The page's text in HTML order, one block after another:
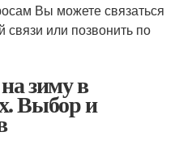
Вы можете связаться
или позвонить по
зиму в
Выбор и